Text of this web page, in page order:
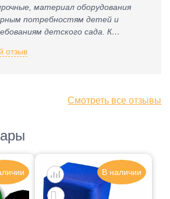
материал оборудования
потребностям детей и
детского сада. К
отзыв
Смотреть все отзывы
В наличии